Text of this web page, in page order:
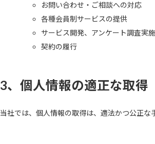
お問い合わせ・ご相談への対応
各種会員制サービスの提供
サービス開発、アンケート調査実
契約の履行
3、個人情報の適正な取得
当社では、個人情報の取得は、適法かつ公正な